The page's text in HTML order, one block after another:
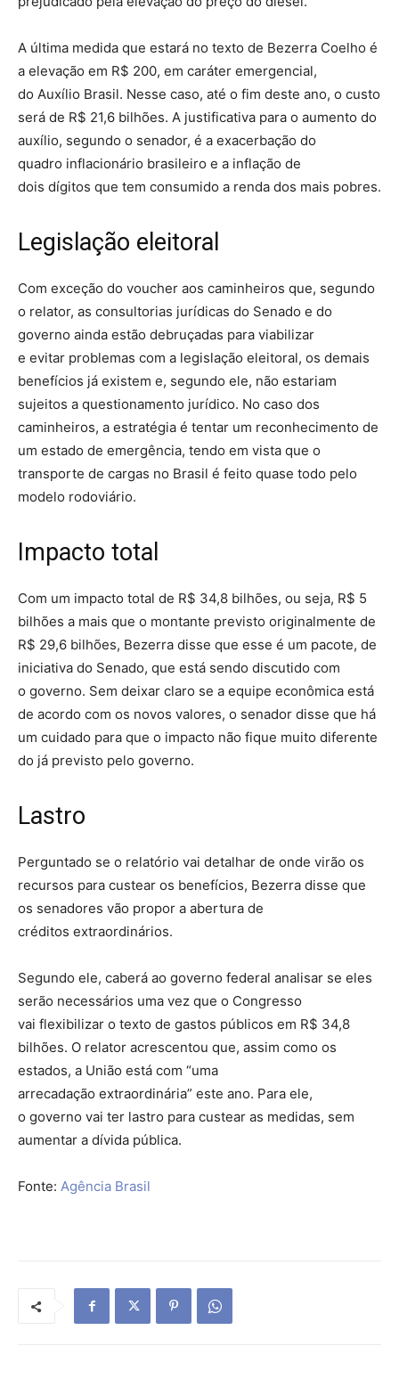
A última medida que estará no texto de Bezerra Coelho é
a elevação em R$ 200, em caráter emergencial,
do Auxílio Brasil. Nesse caso, até o fim deste ano, o custo
será de R$ 21,6 bilhões. A justificativa para o aumento do
auxílio, segundo o senador, é a exacerbação do
quadro inflacionário brasileiro e a inflação de
dois dígitos que tem consumido a renda dos mais pobres.
Legislação eleitoral
Com exceção do voucher aos caminheiros que, segundo
o relator, as consultorias jurídicas do Senado e do
governo ainda estão debruçadas para viabilizar
e evitar problemas com a legislação eleitoral, os demais
benefícios já existem e, segundo ele, não estariam
sujeitos a questionamento jurídico. No caso dos
caminheiros, a estratégia é tentar um reconhecimento de
um estado de emergência, tendo em vista que o
transporte de cargas no Brasil é feito quase todo pelo
modelo rodoviário.
Impacto total
Com um impacto total de R$ 34,8 bilhões, ou seja, R$ 5
bilhões a mais que o montante previsto originalmente de
R$ 29,6 bilhões, Bezerra disse que esse é um pacote, de
iniciativa do Senado, que está sendo discutido com
o governo. Sem deixar claro se a equipe econômica está
de acordo com os novos valores, o senador disse que há
um cuidado para que o impacto não fique muito diferente
do já previsto pelo governo.
Lastro
Perguntado se o relatório vai detalhar de onde virão os
recursos para custear os benefícios, Bezerra disse que
os senadores vão propor a abertura de
créditos extraordinários.
Segundo ele, caberá ao governo federal analisar se eles
serão necessários uma vez que o Congresso
vai flexibilizar o texto de gastos públicos em R$ 34,8
bilhões. O relator acrescentou que, assim como os
estados, a União está com “uma
arrecadação extraordinária” este ano. Para ele,
o governo vai ter lastro para custear as medidas, sem
aumentar a dívida pública.
Fonte: Agência Brasil